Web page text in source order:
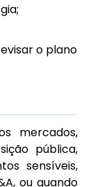
o plano
mercados,
pública,
sensíveis,
ou quando